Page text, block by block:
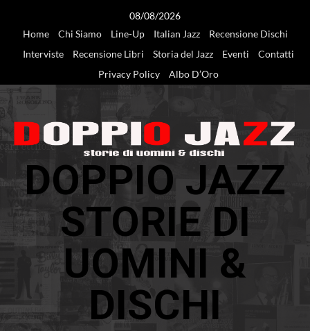
08/08/2026
Home
Chi Siamo Line-Up Italian Jazz
Recensione Dischi
Interviste
Recensione Libri Storia del Jazz Eventi
Contatti
Privacy Policy
Albo D’Oro
DOPPIO JAZZ
STORIE DI
UOMINI &
DISCHI